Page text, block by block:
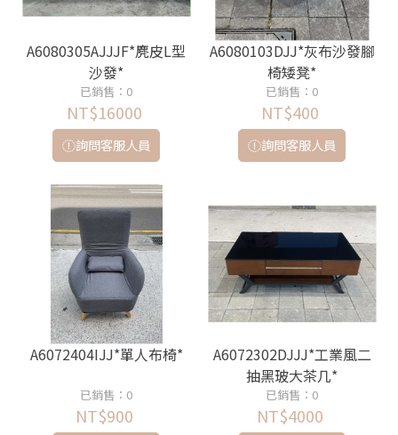
A6080305AJJJF*麂皮L型
沙發*
已銷售：0
NT$16000
詢問客服人員
A6080103DJJ*灰布沙發腳
椅矮凳*
已銷售：0
NT$400
詢問客服人員
A6072404IJJ*單人布椅*
已銷售：0
NT$900
A6072302DJJJ*工業風二
抽黑玻大茶几*
已銷售：0
NT$4000